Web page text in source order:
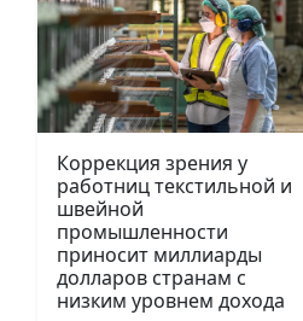
Коррекция зрения у
работниц текстильной и
швейной
промышленности
приносит миллиарды
долларов странам с
низким уровнем дохода